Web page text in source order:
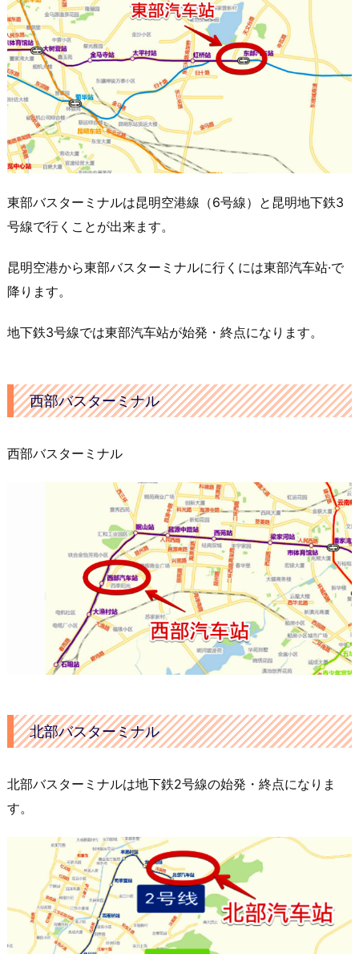
東部バスターミナルは昆明空港線（6号線）と昆明地下鉄3
号線で行くことが出来ます。
昆明空港から東部バスターミナルに行くには東部汽车站·で
降ります。
地下鉄3号線では東部汽车站が始発・終点になります。
西部バスターミナル
西部バスターミナル
北部バスターミナル
北部バスターミナルは地下鉄2号線の始発・終点になりま
す。